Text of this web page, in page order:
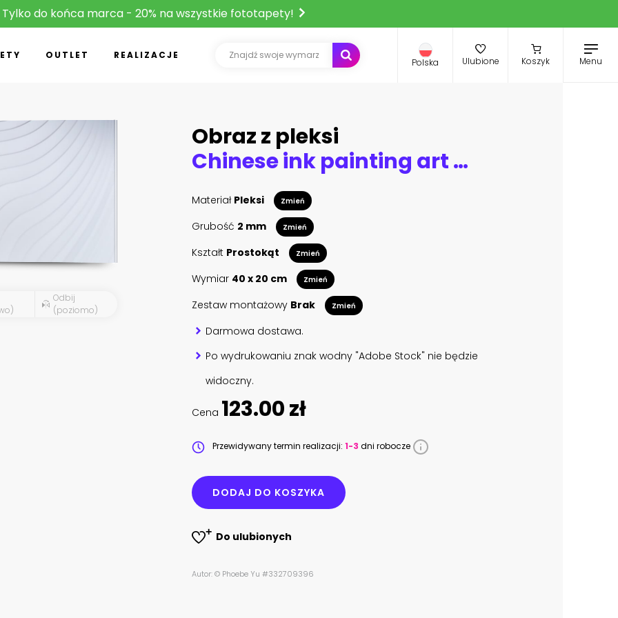
Tylko do końca marca - 20% na wszystkie fototapety!
OUTLET REALIZACJE
Polska Ulubione Koszyk Menu
Odbij
(poziomo)
Obraz z pleksi
Chinese ink painting art background plant elegant flower peony. Chinese translation : Plant and Blessing.
Materiał Pleksi Zmień
Grubość 2 mm Zmień
Kształt Prostokąt Zmień
Wymiar 40 x 20 cm Zmień
Zestaw montażowy Brak Zmień
Darmowa dostawa.
Po wydrukowaniu znak wodny "Adobe Stock" nie będzie
widoczny.
Cena 123.00 zł
Przewidywany termin realizacji: 1-3 dni robocze
DODAJ DO KOSZYKA
Do ulubionych
Autor: © Phoebe Yu #332709396